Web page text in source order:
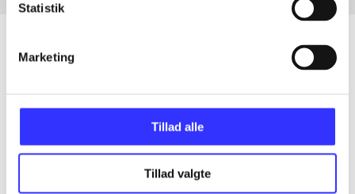
Statistik
Marketing
Tillad alle
Tillad valgte
Alle registrerede artikler fordelt på udgivelser
...